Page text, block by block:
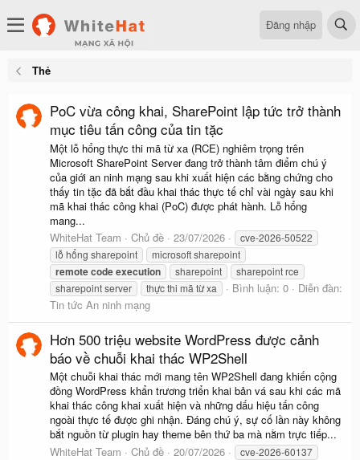
Đăng nhập
Thẻ
PoC vừa công khai, SharePoint lập tức trở thành
mục tiêu tấn công của tin tặc
Một lỗ hổng thực thi mã từ xa (RCE) nghiêm trọng trên
Microsoft SharePoint Server đang trở thành tâm điểm chú ý
của giới an ninh mạng sau khi xuất hiện các bằng chứng cho
thấy tin tặc đã bắt đầu khai thác thực tế chỉ vài ngày sau khi
mã khai thác công khai (PoC) được phát hành. Lỗ hổng
mang...
WhiteHat Team
Chủ đề 23/07/2026
cve-2026-50522
lỗ hổng sharepoint
microsoft sharepoint
remotecodeexecution sharepoint
sharepoint rce
sharepoint server
thực thi mã từ xa Bình luận: 0
Diễn đàn:
Tin tức An ninh mạng
Hơn 500 triệu website WordPress được cảnh
báo về chuỗi khai thác WP2Shell
Một chuỗi khai thác mới mang tên WP2Shell đang khiến cộng
đồng WordPress khẩn trương triển khai bản vá sau khi các mã
khai thác công khai xuất hiện và những dấu hiệu tấn công
ngoài thực tế được ghi nhận. Đáng chú ý, sự cố lần này không
bắt nguồn từ plugin hay theme bên thứ ba mà nằm trực tiếp...
WhiteHat Team
Chủ đề 20/07/2026
cve-2026-60137